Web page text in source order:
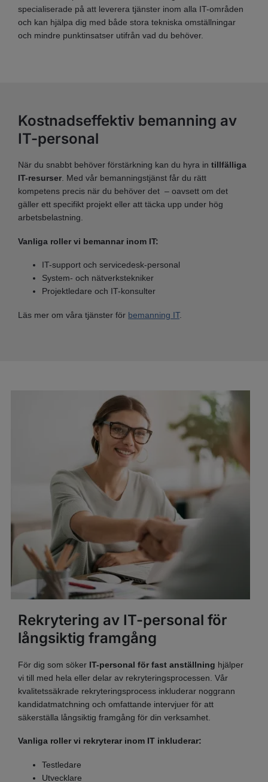
specialiserade på att leverera tjänster inom alla IT-områden
och kan hjälpa dig med både stora tekniska omställningar
och mindre punktinsatser utifrån vad du behöver.
Kostnadseffektiv bemanning av
IT-personal
När du snabbt behöver förstärkning kan du hyra in tillfälliga
IT-resurser . Med vår bemanningstjänst får du rätt
kompetens precis när du behöver det – oavsett om det
gäller ett specifikt projekt eller att täcka upp under hög
arbetsbelastning.
Vanliga roller vi bemannar inom IT:
IT-support och servicedesk-personal
System- och nätverkstekniker
Projektledare och IT-konsulter
Läs mer om våra tjänster för bemanning IT.
Rekrytering av IT-personal för
långsiktig framgång
För dig som söker IT-personal för fast anställning hjälper
vi till med hela eller delar av rekryteringsprocessen. Vår
kvalitetssäkrade rekryteringsprocess inkluderar noggrann
kandidatmatchning och omfattande intervjuer för att
säkerställa långsiktig framgång för din verksamhet.
Vanliga roller vi rekryterar inom IT inkluderar:
Testledare
Utvecklare